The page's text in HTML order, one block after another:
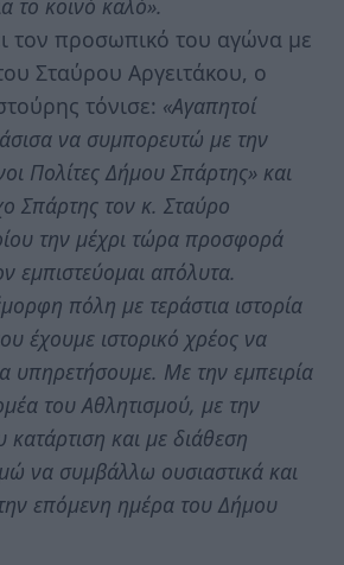
τον προσωπικό του αγώνα με
Σταύρου Αργειτάκου, ο
τόνισε: «Αγαπητοί
να συμπορευτώ με την
Πολίτες Δήμου Σπάρτης» και
Σπάρτης τον κ. Σταύρο
την μέχρι τώρα προσφορά
εμπιστεύομαι απόλυτα.
πόλη με τεράστια ιστορία
έχουμε ιστορικό χρέος να
υπηρετήσουμε. Με την εμπειρία
του Αθλητισμού, με την
κατάρτιση και με διάθεση
να συμβάλλω ουσιαστικά και
επόμενη ημέρα του Δήμου